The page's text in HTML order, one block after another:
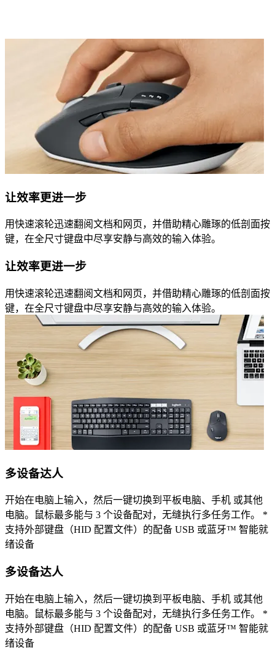
让效率更进一步
用快速滚轮迅速翻阅文档和网页，并借助精心雕琢的低剖面按
键，在全尺寸键盘中尽享安静与高效的输入体验。
让效率更进一步
用快速滚轮迅速翻阅文档和网页，并借助精心雕琢的低剖面按
键，在全尺寸键盘中尽享安静与高效的输入体验。
多设备达人
开始在电脑上输入，然后一键切换到平板电脑、手机 或其他
电脑。鼠标最多能与 3 个设备配对，无缝执行多任务工作。 *
支持外部键盘（HID 配置文件）的配备 USB 或蓝牙™ 智能就
绪设备
多设备达人
开始在电脑上输入，然后一键切换到平板电脑、手机 或其他
电脑。鼠标最多能与 3 个设备配对，无缝执行多任务工作。 *
支持外部键盘（HID 配置文件）的配备 USB 或蓝牙™ 智能就
绪设备